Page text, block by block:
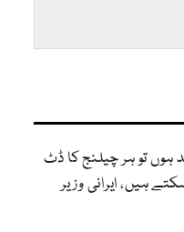
تو ہر چیلنج کا ڈٹ
ہیں، ایرانی وزیر